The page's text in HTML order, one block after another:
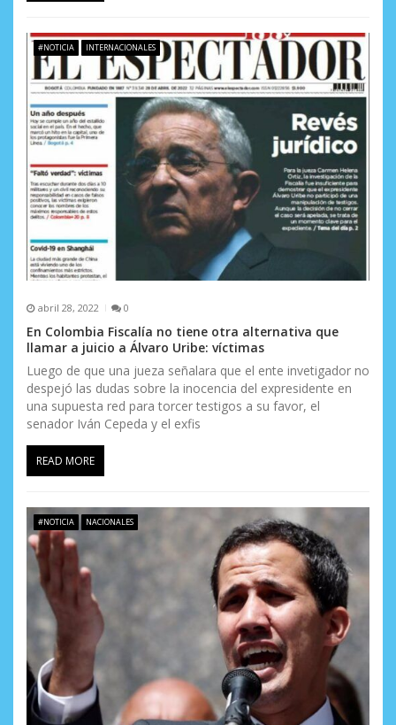
#NOTICIA INTERNACIONALES
abril 28, 2022 0
En Colombia Fiscalía no tiene otra alternativa que
llamar a juicio a Álvaro Uribe: víctimas
Luego de que una jueza señalara que el ente invetigador no
despejó las dudas sobre la inocencia del expresidente en
una supuesta red para torcer testigos a su favor, el
senador Iván Cepeda y el exfis
READ MORE
#NOTICIA NACIONALES